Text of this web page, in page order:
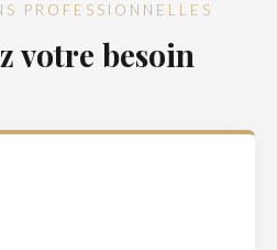
PROFESSIONNELLES
votre besoin